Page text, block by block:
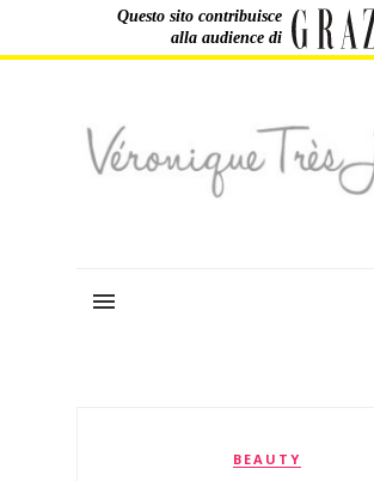
Questo sito contribuisce
alla audience di
BEAUTY